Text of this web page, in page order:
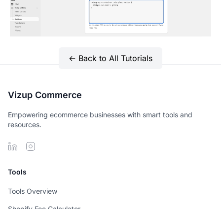
← Back to All Tutorials
Vizup Commerce
Empowering ecommerce businesses with smart tools and
resources.
Tools
Tools Overview